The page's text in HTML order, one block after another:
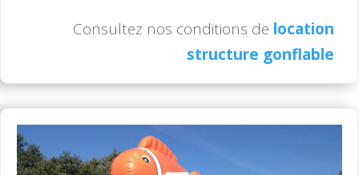
Consultez nos conditions de location
structure gonflable